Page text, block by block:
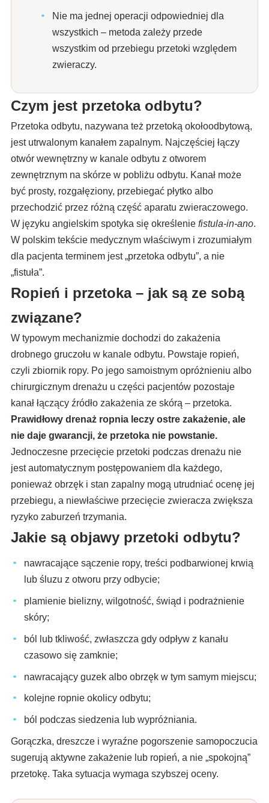
Nie ma jednej operacji odpowiedniej dla
wszystkich – metoda zależy przede
wszystkim od przebiegu przetoki względem
zwieraczy.
Czym jest przetoka odbytu?
Przetoka odbytu, nazywana też przetoką okołoodbytową,
jest utrwalonym kanałem zapalnym. Najczęściej łączy
otwór wewnętrzny w kanale odbytu z otworem
zewnętrznym na skórze w pobliżu odbytu. Kanał może
być prosty, rozgałęziony, przebiegać płytko albo
przechodzić przez różną część aparatu zwieraczowego.
W języku angielskim spotyka się określenie fistula-in-ano.
W polskim tekście medycznym właściwym i zrozumiałym
dla pacjenta terminem jest „przetoka odbytu”, a nie
„fistuła”.
Ropień i przetoka – jak są ze sobą
związane?
W typowym mechanizmie dochodzi do zakażenia
drobnego gruczołu w kanale odbytu. Powstaje ropień,
czyli zbiornik ropy. Po jego samoistnym opróżnieniu albo
chirurgicznym drenażu u części pacjentów pozostaje
kanał łączący źródło zakażenia ze skórą – przetoka.
Prawidłowy drenaż ropnia leczy ostre zakażenie, ale
nie daje gwarancji, że przetoka nie powstanie.
Jednoczesne przecięcie przetoki podczas drenażu nie
jest automatycznym postępowaniem dla każdego,
ponieważ obrzęk i stan zapalny mogą utrudniać ocenę jej
przebiegu, a niewłaściwe przecięcie zwieracza zwiększa
ryzyko zaburzeń trzymania.
Jakie są objawy przetoki odbytu?
nawracające sączenie ropy, treści podbarwionej krwią
lub śluzu z otworu przy odbycie;
plamienie bielizny, wilgotność, świąd i podrażnienie
skóry;
ból lub tkliwość, zwłaszcza gdy odpływ z kanału
czasowo się zamknie;
nawracający guzek albo obrzęk w tym samym miejscu;
kolejne ropnie okolicy odbytu;
ból podczas siedzenia lub wypróżniania.
Gorączka, dreszcze i wyraźne pogorszenie samopoczucia
sugerują aktywne zakażenie lub ropień, a nie „spokojną”
przetokę. Taka sytuacja wymaga szybszej oceny.